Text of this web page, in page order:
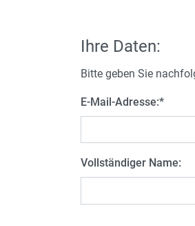
Ihre Daten:
Bitte geben Sie
E-Mail-Adresse:*
Vollständiger Name: